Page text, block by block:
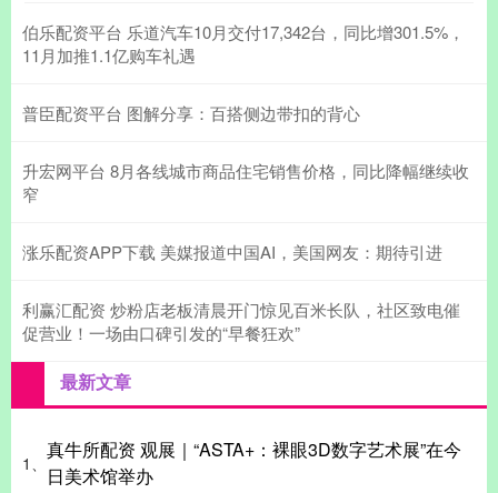
伯乐配资平台 乐道汽车10月交付17,342台，同比增301.5%，
11月加推1.1亿购车礼遇
普臣配资平台 图解分享：百搭侧边带扣的背心
升宏网平台 8月各线城市商品住宅销售价格，同比降幅继续收
窄
涨乐配资APP下载 美媒报道中国AI，美国网友：期待引进
利赢汇配资 炒粉店老板清晨开门惊见百米长队，社区致电催
促营业！一场由口碑引发的“早餐狂欢”
最新文章
1、
真牛所配资 观展｜“ASTA+：裸眼3D数字艺术展”在今
日美术馆举办